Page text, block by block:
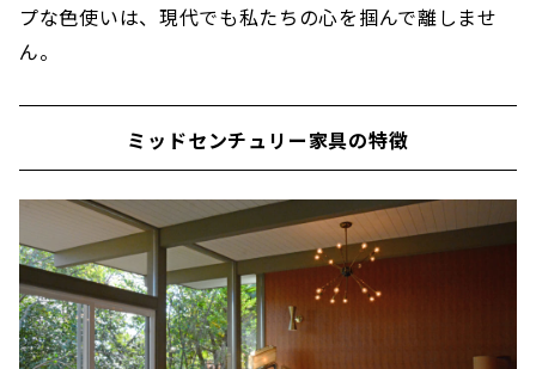
プな色使いは、現代でも私たちの心を掴んで離しませ
ん。
ミッドセンチュリー家具の特徴